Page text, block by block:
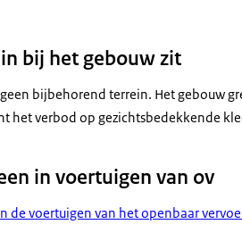
bij het gebouw zit
bijbehorend terrein. Het gebouw
het verbod op gezichtsbedekkende
in voertuigen van ov
de voertuigen van het openbaar